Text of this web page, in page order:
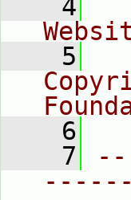
    4
    5
    6
    7